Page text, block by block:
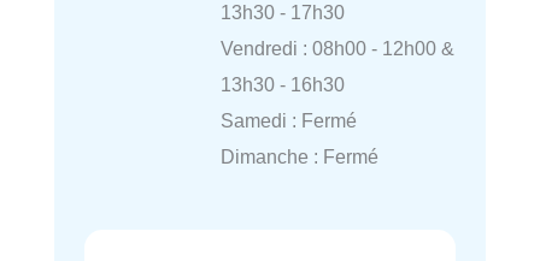
13h30 - 17h30
Vendredi : 08h00 - 12h00 &
13h30 - 16h30
Samedi : Fermé
Dimanche : Fermé